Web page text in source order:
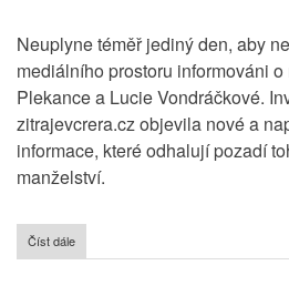
Neuplyne téměř jediný den, aby
mediálního prostoru informováni
Plekance a Lucie Vondráčkové.
zitrajevcrera.cz objevila nové a
informace, které odhalují pozadí
manželství.
Číst dále
Důvody